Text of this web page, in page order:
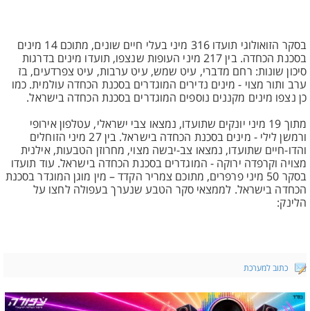
בסקר הזואולוגי תועדו 316 מיני בעלי חיים שונים, מתוכם 14 מינים
בסכנת הכחדה. בין 217 מיני העופות שנצפו, תועדו מינים בדרגות
סיכון שונות: רחם מדברי, עיט שמש, עיט ערבות, עיט צפרדעים, בז
ערב ותור מצוי - מינים נדירים המוגדרים בסכנת הכחדה עולמית. כמו
כן נצפו מינים מקננים נוספים המוגדרים בסכנת הכחדה בישראל.
מתוך 19 מיני יונקים שתועדו, נמצאו צבי ישראלי, עטלפון אירופי
ורמשן לילי - מינים בסכנת הכחדה בישראל. בין 27 מיני הזוחלים
והדו-חיים שתועדו, נמצאו צב-יבשה מצוי, מחרוזן הטבעות, אילנית
מצויה וקרפדה ירוקה - המוגדרים בסכנת הכחדה בישראל. עוד תועדו
בסקר 50 מיני פרפרים, מתוכם צמריר הקדד – מין מוגן המוגדר בסכנת
הכחדה בישראל. לממצאי סקר הטבע שנערך בעפולה לחצו על
הלינק:
כתוב למערכת